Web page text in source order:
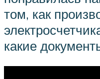
том, как
какие